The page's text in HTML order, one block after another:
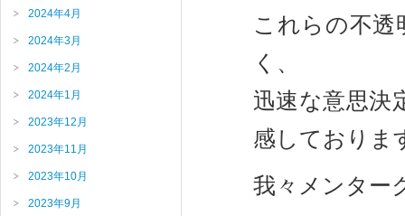
これらの不透
く、
迅速な意思決
感しておりま
我々メンター
2024年4月
2024年3月
2024年2月
2024年1月
2023年12月
2023年11月
2023年10月
2023年9月